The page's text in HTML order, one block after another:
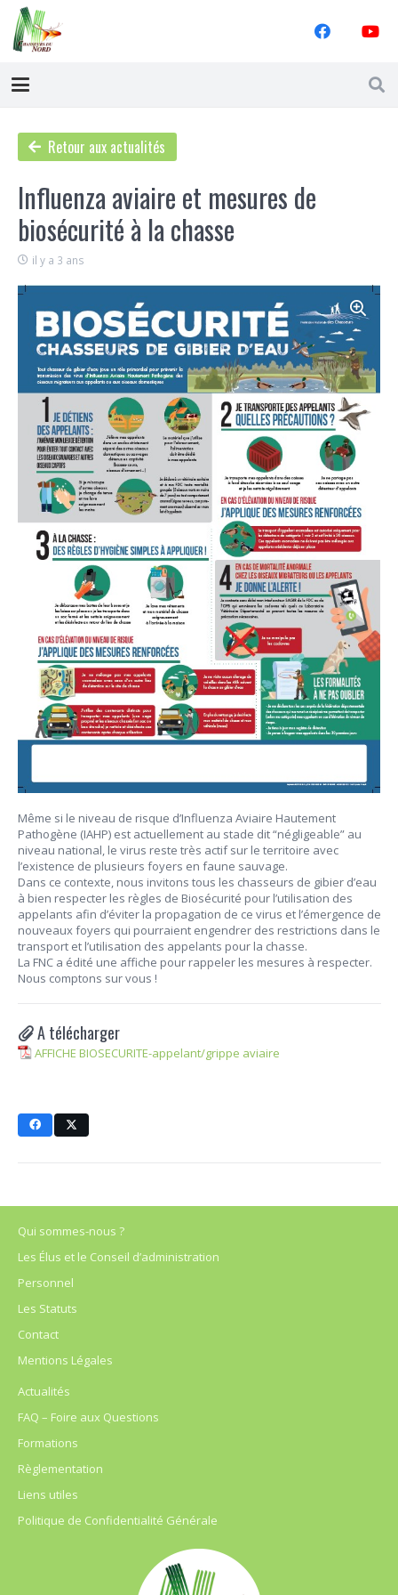
Retour aux actualités
Influenza aviaire et mesures de
biosécurité à la chasse
il y a 3 ans
Même si le niveau de risque d’Influenza Aviaire Hautement
Pathogène (IAHP) est actuellement au stade dit “négligeable” au
niveau national, le virus reste très actif sur le territoire avec
l’existence de plusieurs foyers en faune sauvage.
Dans ce contexte, nous invitons tous les chasseurs de gibier d’eau
à bien respecter les règles de Biosécurité pour l’utilisation des
appelants afin d’éviter la propagation de ce virus et l’émergence de
nouveaux foyers qui pourraient engendrer des restrictions dans le
transport et l’utilisation des appelants pour la chasse.
La FNC a édité une affiche pour rappeler les mesures à respecter.
Nous comptons sur vous !
A télécharger
AFFICHE BIOSECURITE-appelant/grippe aviaire
Qui sommes-nous ?
Les Élus et le Conseil d’administration
Personnel
Les Statuts
Contact
Mentions Légales
Actualités
FAQ – Foire aux Questions
Formations
Règlementation
Liens utiles
Politique de Confidentialité Générale